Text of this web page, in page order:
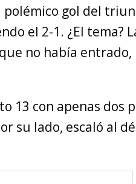
polémico gol del
el 2-1. ¿El tema?
no había entrado,
13 con apenas dos
su lado, escaló al